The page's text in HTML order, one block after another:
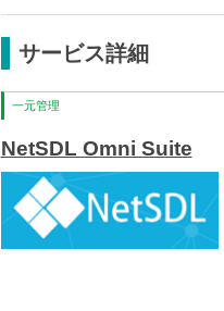
サービス詳細
一元管理
NetSDL Omni Suite